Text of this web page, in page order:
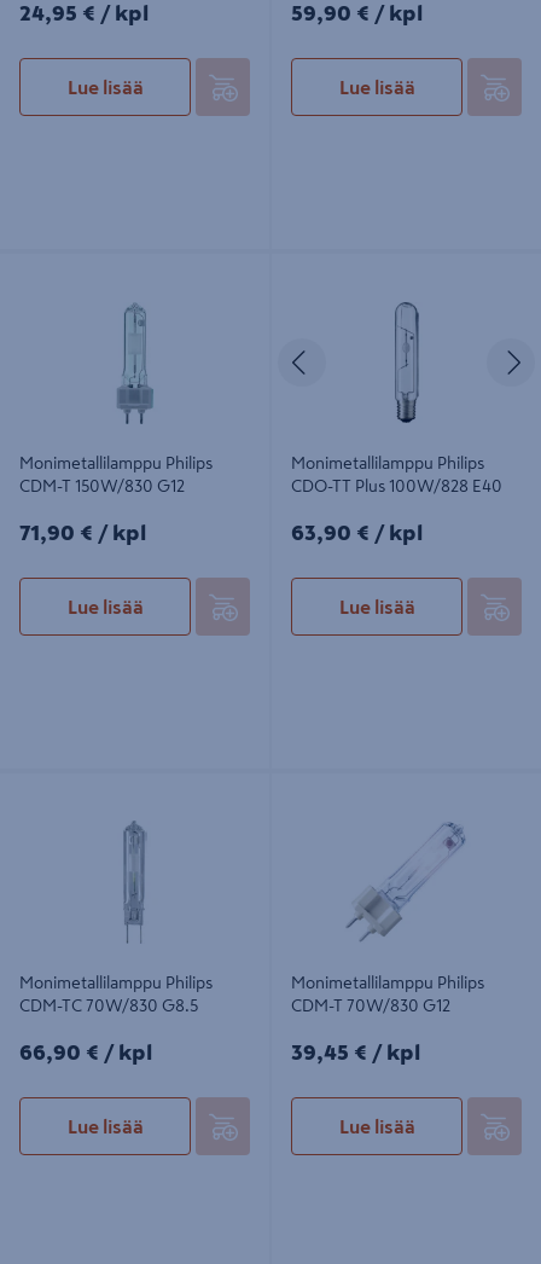
24,95€/kpl
24,95 € / kpl
Lue lisää
59,90€/kpl
59,90 € / kpl
Lue lisää
Monimetallilamppu Philips
CDM-T 150W/830 G12
71,90€/kpl
71,90 € / kpl
Lue lisää
Monimetallilamppu Philips
CDO-TT Plus 100W/828 E40
63,90€/kpl
63,90 € / kpl
Lue lisää
Monimetallilamppu Philips
CDM-TC 70W/830 G8.5
66,90€/kpl
66,90 € / kpl
Lue lisää
Monimetallilamppu Philips
CDM-T 70W/830 G12
39,45€/kpl
39,45 € / kpl
Lue lisää